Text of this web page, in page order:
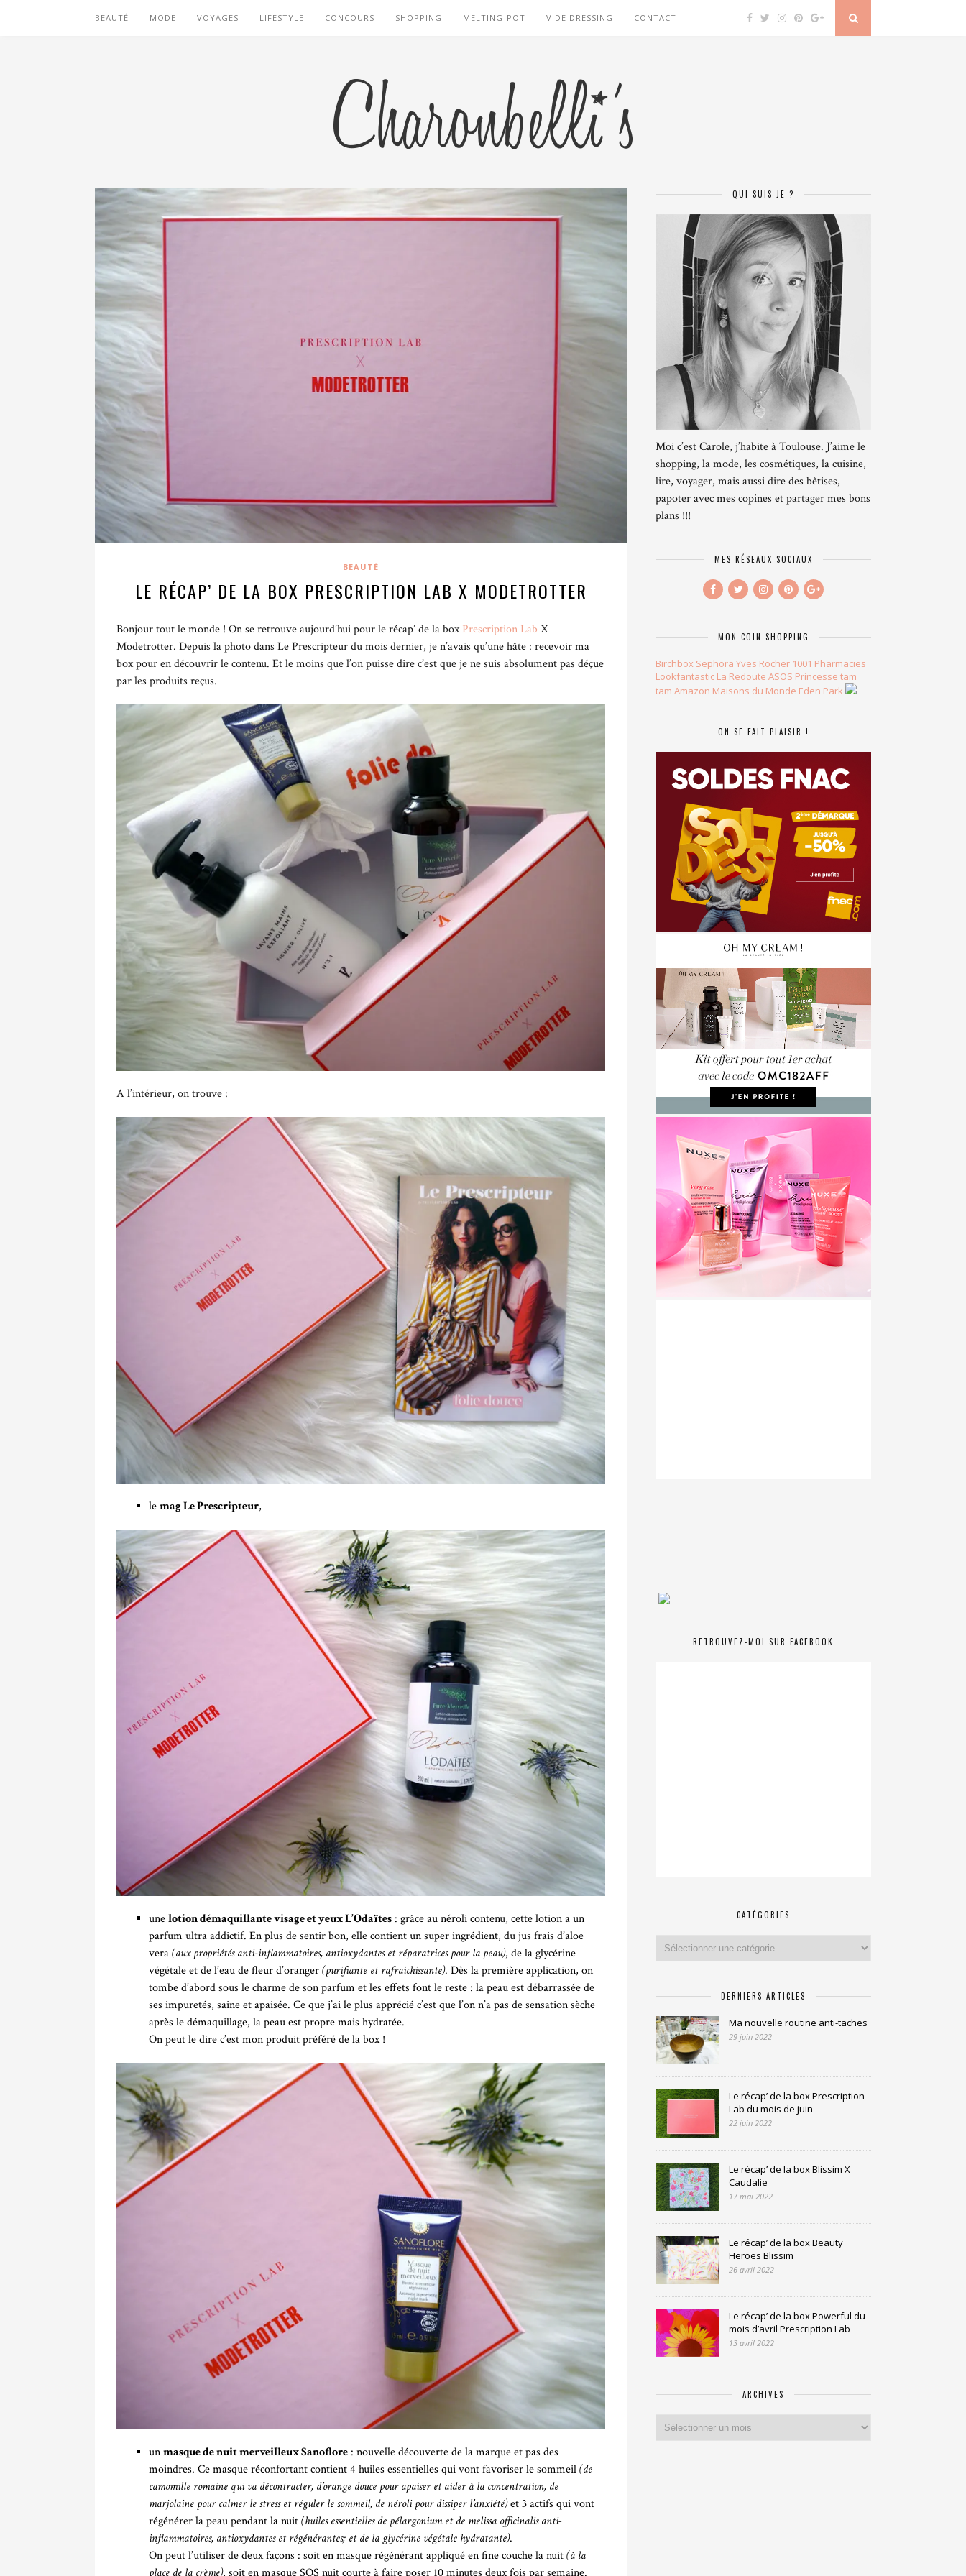
BEAUTÉ MODE VOYAGES LIFESTYLE CONCOURS SHOPPING MELTING-POT VIDE DRESSING CONTACT
BEAUTÉ
LE RÉCAP’ DE LA BOX PRESCRIPTION LAB X MODETROTTER
Bonjour tout le monde ! On se retrouve aujourd’hui pour le récap’ de la boxPrescription Lab X
Modetrotter. Depuis la photo dans Le Prescripteur du mois dernier, je n’avais qu’une hâte : recevoir ma
box pour en découvrir le contenu. Et le moins que l’on puisse dire c’est que je ne suis absolument pas déçue
par les produits reçus.
A l’intérieur, on trouve :
lemag Le Prescripteur,
unelotion démaquillante visage et yeux L’Odaïtes : grâce au néroli contenu, cette lotion a un
parfum ultra addictif. En plus de sentir bon, elle contient un super ingrédient, du jus frais d’aloe
vera(aux propriétés anti-inflammatoires, antioxydantes et réparatrices pour la peau), de la glycérine
végétale et de l’eau de fleur d’oranger(purifiante et rafraichissante). Dès la première application, on
tombe d’abord sous le charme de son parfum et les effets font le reste : la peau est débarrassée de
ses impuretés, saine et apaisée. Ce que j’ai le plus apprécié c’est que l’on n’a pas de sensation sèche
après le démaquillage, la peau est propre mais hydratée.
On peut le dire c’est mon produit préféré de la box !
unmasque de nuit merveilleux Sanoflore : nouvelle découverte de la marque et pas des
moindres. Ce masque réconfortant contient 4 huiles essentielles qui vont favoriser le sommeil(de
camomille romaine qui va décontracter, d’orange douce pour apaiser et aider à la concentration, de
marjolaine pour calmer le stress et réguler le sommeil, de néroli pour dissiper l’anxiété)et 3 actifs qui vont
régénérer la peau pendant la nuit(huiles essentielles de pélargonium et de melissa officinalis anti-
inflammatoires, antioxydantes et régénérantes; et de la glycérine végétale hydratante).
On peut l’utiliser de deux façons : soit en masque régénérant appliqué en fine couche la nuit(à la
place de la crème), soit en masque SOS nuit courte à faire poser 10 minutes deux fois par semaine.
QUI SUIS-JE ?
Moi c’est Carole, j’habite à Toulouse. J’aime le
shopping, la mode, les cosmétiques, la cuisine,
lire, voyager, mais aussi dire des bêtises,
papoter avec mes copines et partager mes bons
plans !!!
MES RÉSEAUX SOCIAUX
MON COIN SHOPPING
Birchbox Sephora Yves Rocher 1001 Pharmacies
Lookfantastic La Redoute ASOS Princesse tam
tam Amazon Maisons du Monde Eden Park
ON SE FAIT PLAISIR !
RETROUVEZ-MOI SUR FACEBOOK
CATÉGORIES
DERNIERS ARTICLES
Ma nouvelle routine anti-taches
29 juin 2022
Le récap’ de la box Prescription
Lab du mois de juin
22 juin 2022
Le récap’ de la box Blissim X
Caudalie
17 mai 2022
Le récap’ de la box Beauty
Heroes Blissim
26 avril 2022
Le récap’ de la box Powerful du
mois d’avril Prescription Lab
13 avril 2022
ARCHIVES